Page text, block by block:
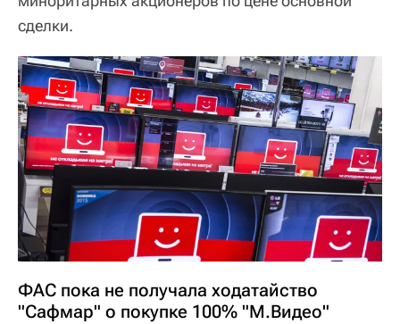
сделки.
ФАС пока не получала ходатайство
"Сафмар" о покупке 100% "М.Видео"